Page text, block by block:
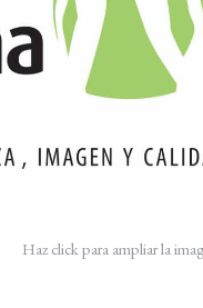
Haz click para ampliar la